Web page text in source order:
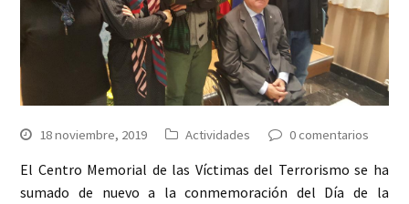
18 noviembre, 2019 Actividades 0 comentarios
El Centro Memorial de las Víctimas del Terrorismo se ha
sumado de nuevo a la conmemoración del Día de la